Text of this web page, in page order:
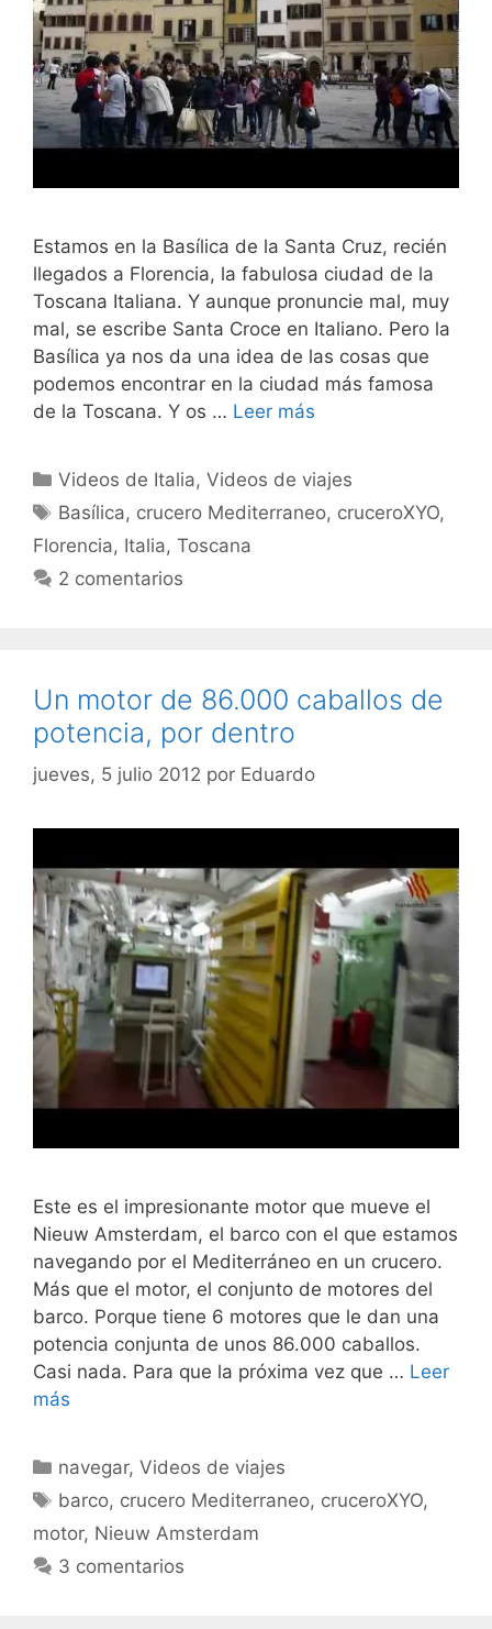
Estamos en la Basílica de la Santa Cruz, recién
llegados a Florencia, la fabulosa ciudad de la
Toscana Italiana. Y aunque pronuncie mal, muy
mal, se escribe Santa Croce en Italiano. Pero la
Basílica ya nos da una idea de las cosas que
podemos encontrar en la ciudad más famosa
de la Toscana. Y os … Leer más
Categorías
Videos de Italia,Videos de viajes
Etiquetas
Basílica, crucero Mediterraneo, cruceroXYO,
Florencia, Italia, Toscana
2 comentarios
Un motor de 86.000 caballos de
potencia, por dentro
jueves, 5 julio 2012 por Eduardo
Este es el impresionante motor que mueve el
Nieuw Amsterdam, el barco con el que estamos
navegando por el Mediterráneo en un crucero.
Más que el motor, el conjunto de motores del
barco. Porque tiene 6 motores que le dan una
potencia conjunta de unos 86.000 caballos.
Casi nada. Para que la próxima vez que … Leer
más
Categorías
navegar,Videos de viajes
Etiquetas
barco, crucero Mediterraneo, cruceroXYO,
motor, Nieuw Amsterdam
3 comentarios